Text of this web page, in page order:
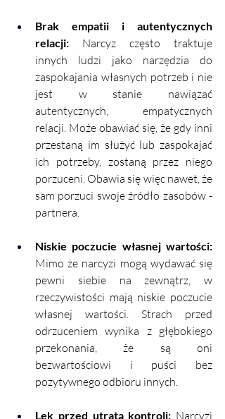
Brak empatii i autentycznych
relacji: Narcyz często traktuje
innych ludzi jako narzędzia do
zaspokajania własnych potrzeb i nie
jest w stanie nawiązać
autentycznych, empatycznych
relacji. Może obawiać się, że gdy inni
przestaną im służyć lub zaspokajać
ich potrzeby, zostaną przez niego
porzuceni. Obawia się więc nawet, że
sam porzuci swoje źródło zasobów -
partnera.
Niskie poczucie własnej wartości:
Mimo że narcyzi mogą wydawać się
pewni siebie na zewnątrz, w
rzeczywistości mają niskie poczucie
własnej wartości. Strach przed
odrzuceniem wynika z głębokiego
przekonania, że są oni
bezwartościowi i puści bez
pozytywnego odbioru innych.
Lęk przed utratą kontroli: Narcyzi